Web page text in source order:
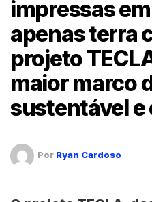
impressas
apenas terra
projeto
maior marco
sustentável e
Por Ryan Cardoso